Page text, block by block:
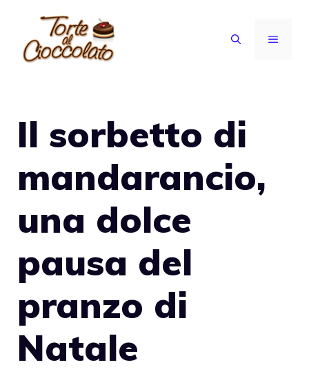
contenuto
MENU
Il sorbetto di
mandarancio,
una dolce
pausa del
pranzo di
Natale